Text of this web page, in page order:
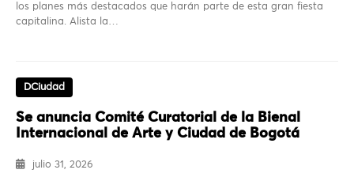
los planes más destacados que harán parte de esta gran fiesta
capitalina. Alista la…
DCiudad
Se anuncia Comité Curatorial de la Bienal
Internacional de Arte y Ciudad de Bogotá
julio 31, 2026